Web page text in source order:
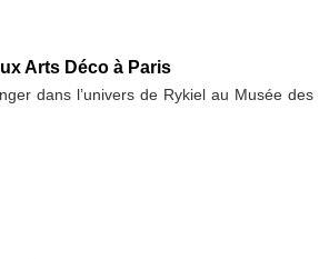
Arts Déco à Paris
dans l’univers de Rykiel au Musée des